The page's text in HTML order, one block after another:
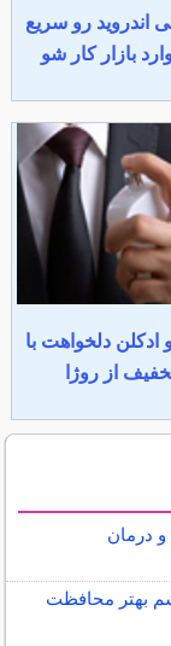
اندروید رو سریع
بازار کار شو
دلخواهت با
درمان
بهتر محافظت